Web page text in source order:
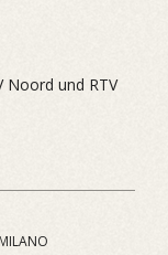
Noord und RTV